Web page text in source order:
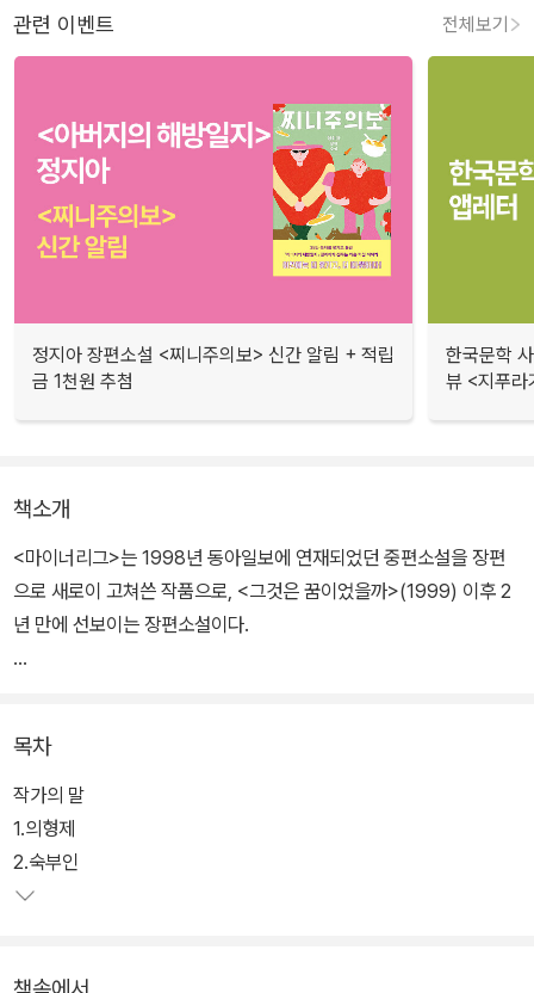
관련 이벤트 전체보기
정지아 장편소설 <찌니주의보> 신간 알림 + 적립
금 1천원 추첨
한국문학
뷰 <지푸라
책소개
<마이너리그>는 1998년 동아일보에 연재되었던 중편소설을 장편
으로 새로이 고쳐쓴 작품으로, <그것은 꿈이었을까>(1999) 이후 2
년 만에 선보이는 장편소설이다.
로는 대다수 보통 사람들이 해당될 수밖에 없는 '2류인생'의 삶을 경
쾌하게 그려낸다.
지은이는 이 소설에서 우리 사회에 퍼져있는 갖가지 허위의식, 즉 패
거리주의, 학벌주의, 지역연고주의, 남성우월주의 등을 마음껏 비웃
목차
작가의 말
1.의형제
2.숙부인